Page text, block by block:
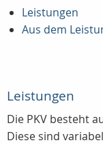
Leistungen
Aus dem
Leistungen
Die PKV besteht
Diese sind